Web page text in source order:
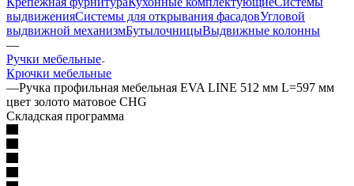
выдвиженияСистемы для открывания фасадовУгловой
выдвижной механизмБутылочницыВыдвижные колонны
—
Ручки мебельные
Крючки мебельные
—Ручка профильная мебельная EVA LINE 512 мм L=597 мм
цвет золото матовое CHG
Складская программа